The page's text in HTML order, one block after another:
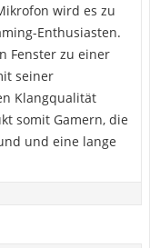
wird es zu
Enthusiasten.
Fenster zu einer
seiner
Klangqualität
somit Gamern, die
und eine lange